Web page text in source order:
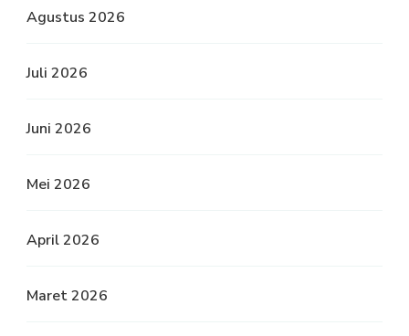
Agustus 2026
Juli 2026
Juni 2026
Mei 2026
April 2026
Maret 2026